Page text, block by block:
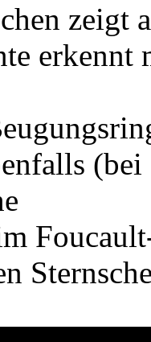
zeigt
erkennt